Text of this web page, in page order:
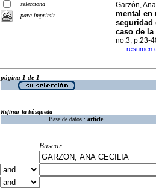
selecciona
para imprimir
Garzón,
mental en
seguridad
caso de la
no.3, p.23-
· resumen
página 1 de 1
Refinar la búsqueda
Base de datos : article
Buscar